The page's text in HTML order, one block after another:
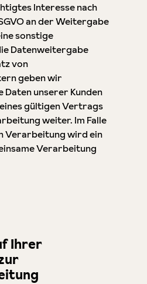
Interesse nach
an der Weitergabe
sonstige
Datenweitergabe
von
geben wir
Daten unserer Kunden
gültigen Vertrags
weiter. Im Falle
Verarbeitung wird ein
Verarbeitung
Ihrer